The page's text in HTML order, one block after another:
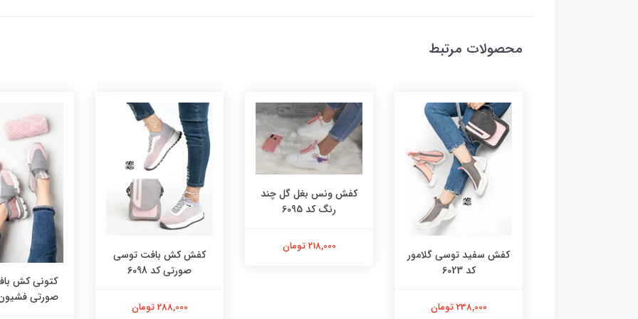
محصولات مرتبط
کفش سفید توسی گلامور
کد 6023
238,000 تومان
کفش ونس بغل گل چند
رنگ کد 6095
218,000 تومان
کفش کش بافت توسی
صورتی کد 6098
288,000 تومان
کتونی کش
صورتی فشیون کد